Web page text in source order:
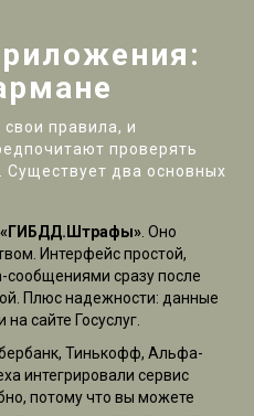
правила, и
проверять
Существует два основных
«ГИБДД.Штрафы» . Оно
Интерфейс простой,
сразу после
Плюс надежности: данные
сайте Госуслуг.
Тинькофф, Альфа-
интегрировали сервис
потому что вы можете